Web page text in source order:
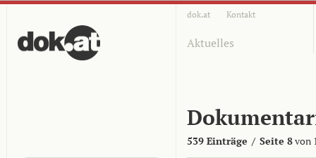
dok.at Kontakt
Aktuelles
539 Einträge / Seite 8von